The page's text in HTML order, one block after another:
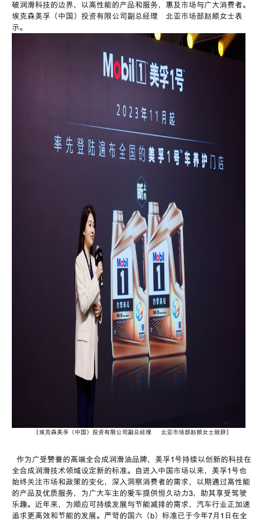
破润滑科技的边界，以高性能的产品和服务，惠及市场与广大消费者。
埃克森美孚（中国）投资有限公司副总经理
北亚市场部赵颉女士表
示。
【埃克森美孚（中国）投资有限公司副总经理 北亚市场部赵颉女士致辞】
作为广受赞誉的高端全合成润滑油品牌，美孚1号持续以创新的科技在
全合成润滑技术领域设定新的标准。自进入中国市场以来，美孚1号也
始终关注市场和政策的变化，深入洞察消费者的需求，以期通过高性能
的产品及优质服务，为广大车主的爱车提供恒久动力3，助其享受驾驶
乐趣。近年来，为顺应可持续发展与节能减排的需求，汽车行业正加速
追求更高效和节能的发展。严苛的国六（ b）标准已于今年7月 1 日在全